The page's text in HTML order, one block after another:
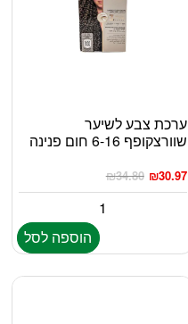
ערכת צבע לשיער
שוורצקופף 6-16 חום פנינה
₪34.80 ₪30.97
הוספה לסל